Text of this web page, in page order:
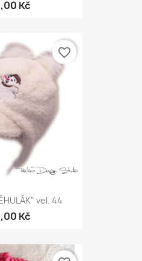
Kč
vel. 44
Kč
favorite_border